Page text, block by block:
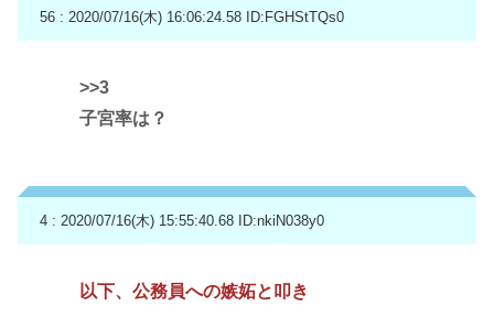
56 : 2020/07/16(木) 16:06:24.58 ID:FGHStTQs0
>>3
子宮率は？
4 : 2020/07/16(木) 15:55:40.68 ID:nkiN038y0
以下、公務員への嫉妬と叩き